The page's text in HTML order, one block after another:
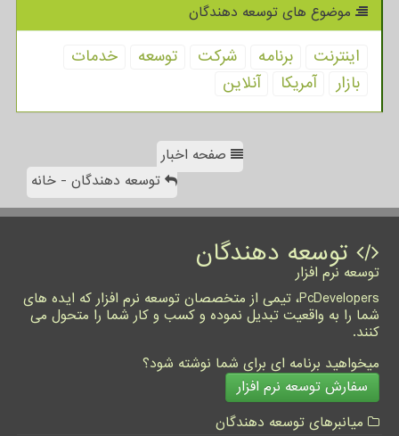
موضوع های توسعه دهندگان
اینترنت برنامه شركت توسعه
خدمات
بازار
آمریكا آنلاین
صفحه اخبار
توسعه دهندگان - خانه
توسعه دهندگان
توسعه نرم افزار
PcDevelopers، تیمی از متخصصان توسعه نرم افزار که ایده های
شما را به واقعیت تبدیل نموده و کسب و کار شما را متحول می
کنند.
میخواهید برنامه ای برای شما نوشته شود؟
سفارش توسعه نرم افزار
میانبرهای توسعه دهندگان